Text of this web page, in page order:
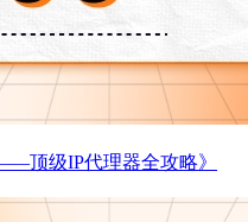
顶级IP代理器全攻略》